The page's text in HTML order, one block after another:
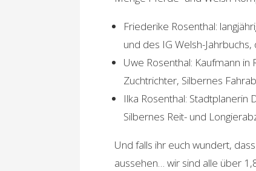
Friederike Rosenthal:
und des IG Welsh-
Uwe Rosenthal: Kaufmann in
Zuchtrichter, Silbernes
Ilka Rosenthal: Stadtplanerin
Silbernes Reit- und
Und falls ihr euch wundert,
aussehen… wir sind alle über